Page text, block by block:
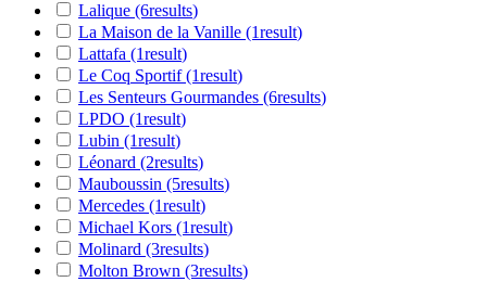
Lalique (6results)
La Maison de la Vanille (1result)
Lattafa (1result)
Le Coq Sportif(1result)
Les Senteurs Gourmandes (6results)
LPDO (1result)
Lubin (1result)
Léonard (2results)
Mauboussin (5results)
Mercedes (1result)
Michael Kors (1result)
Molinard (3results)
Molton Brown (3results)